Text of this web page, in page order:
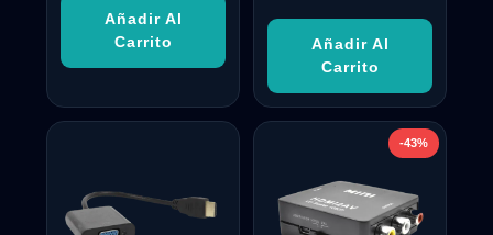
Añadir Al
Carrito
Añadir Al
Carrito
-43%